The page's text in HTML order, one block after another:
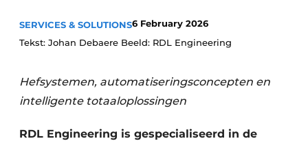
Video’s
SERVICES & SOLUTIONS6 February 2026
Tekst: Johan Debaere Beeld: RDL Engineering
Hefsystemen, automatiseringsconcepten en
intelligente totaaloplossingen
RDL Engineering is gespecialiseerd in de